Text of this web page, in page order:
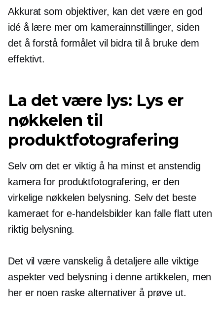
Akkurat som objektiver, kan det være en god
idé å lære mer om kamerainnstillinger, siden
det å forstå formålet vil bidra til å bruke dem
effektivt.
La det være lys: Lys er
nøkkelen til
produktfotografering
Selv om det er viktig å ha minst et anstendig
kamera for produktfotografering, er den
virkelige nøkkelen belysning. Selv det beste
kameraet for e-handelsbilder kan falle flatt uten
riktig belysning.
Det vil være vanskelig å detaljere alle viktige
aspekter ved belysning i denne artikkelen, men
her er noen raske alternativer å prøve ut.